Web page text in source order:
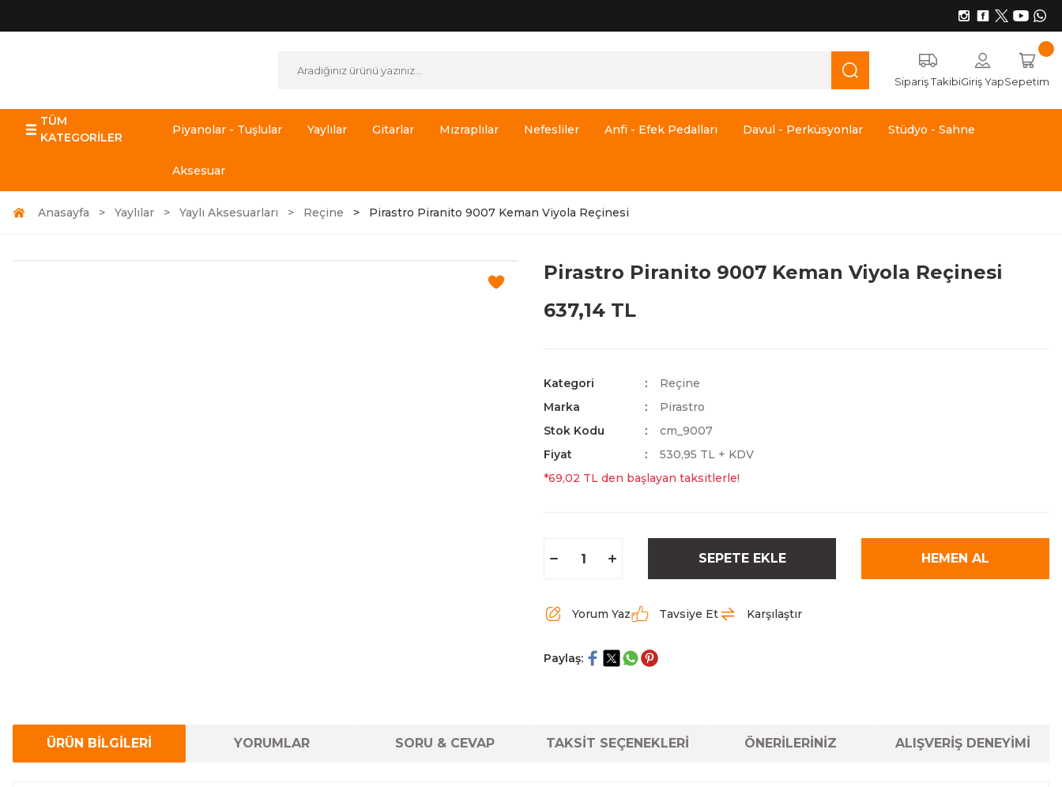
Sipariş TakibiGiriş YapSepetim
TÜM
KATEGORİLER
Piyanolar - Tuşlular Yaylılar Gitarlar Mızraplılar Nefesliler Anfi - Efek Pedalları Davul - Perküsyonlar Stüdyo - Sahne
Aksesuar
Anasayfa Yaylılar Yaylı Aksesuarları Reçine Pirastro Piranito 9007 Keman Viyola Reçinesi
Pirastro Piranito 9007 Keman Viyola Reçinesi
637,14 TL
Kategori
Reçine
Marka
Pirastro
Stok Kodu
cm_9007
Fiyat
530,95 TL + KDV
*69,02 TL den başlayan taksitlerle!
SEPETE EKLE HEMEN AL
Yorum Yaz Tavsiye Et Karşılaştır
Paylaş:
ÜRÜN BİLGİLERİ YORUMLAR SORU & CEVAP TAKSİT SEÇENEKLERİ ÖNERİLERİNİZ ALIŞVERİŞ DENEYİMİ